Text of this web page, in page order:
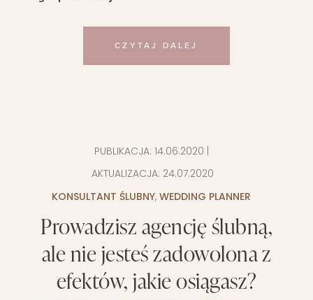
CZYTAJ DALEJ
PUBLIKACJA: 14.06.2020 |
AKTUALIZACJA: 24.07.2020
KONSULTANT ŚLUBNY, WEDDING PLANNER
Prowadzisz agencję ślubną,
ale nie jesteś zadowolona z
efektów, jakie osiągasz?